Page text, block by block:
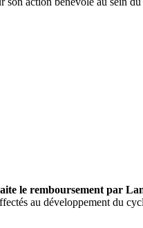
le remboursement par
au développement du